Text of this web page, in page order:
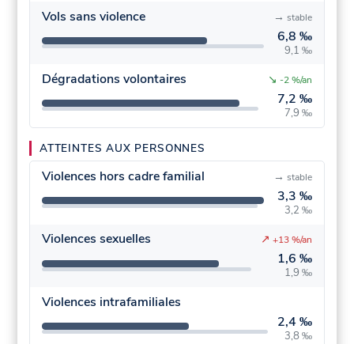
Vols sans violence
6,8 ‰
9,1 ‰
→ stable
Dégradations volontaires
7,2 ‰
7,9 ‰
↘ -2 %/an
ATTEINTES AUX PERSONNES
Violences hors cadre familial
3,3 ‰
3,2 ‰
→ stable
Violences sexuelles
1,6 ‰
1,9 ‰
↗ +13 %/an
Violences intrafamiliales
2,4 ‰
3,8 ‰